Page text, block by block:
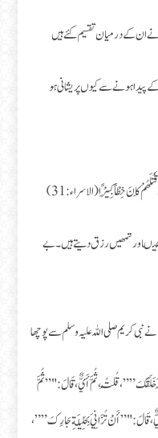
نے ان کے درمیان تقسیم کئے ہیں
پیدا ہونے سے کیوں پریشانی ہو
كَانَ خِطْاً كَبِيْرًا (الاسراء:31)
انھیںاور تمھیں رزق دیتے ہیں۔ بے
نبی کریم صلی اللہ علیہ وسلم سے پوچھا
خَلَقَكَ””، ‏‏‏‏‏‏قُلْتُ، ‏‏‏‏‏‏ثُمَّ أَيٌّ، ‏‏‏‏‏‏قَالَ:‏‏‏‏ "”ثُمَّ
"”أَنْ تُزَانِيَ بِحَلِيلَةِ جَارِكَ””،